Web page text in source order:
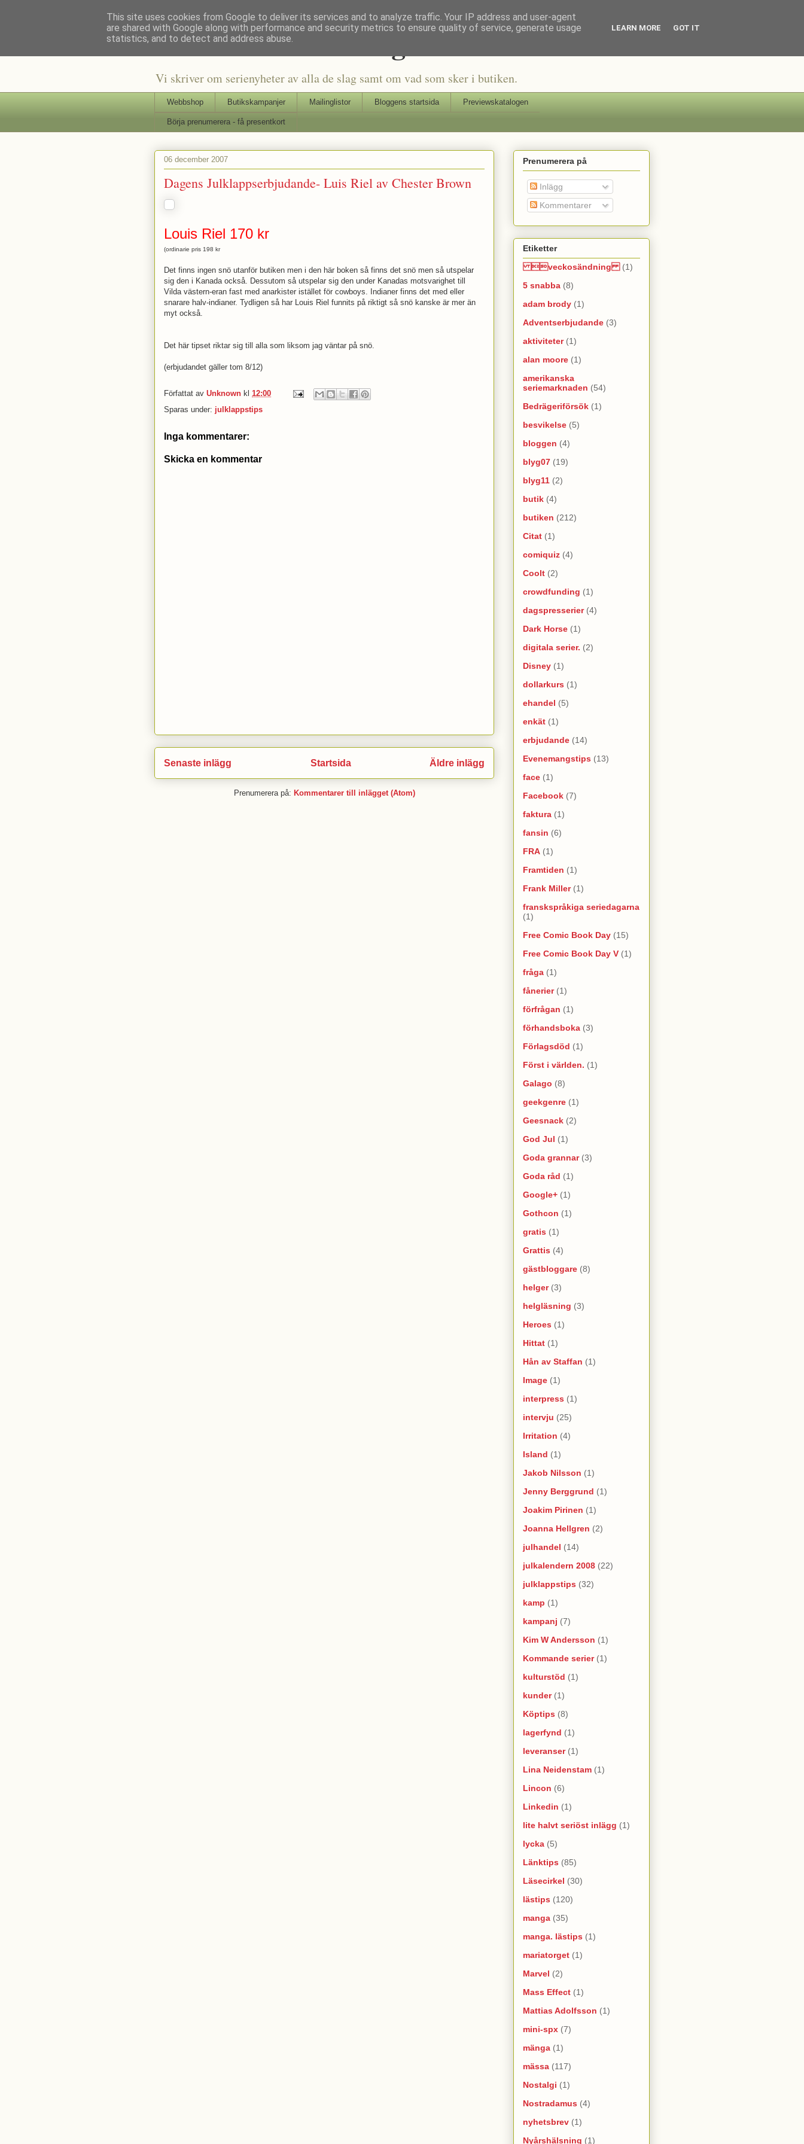
Staffars Seriers Blog
Vi skriver om serienyheter av alla de slag samt om vad som sker i butiken.
Webbshop Butikskampanjer Mailinglistor Bloggens startsida Previewskatalogen
Börja prenumerera - få presentkort
06 december 2007
Dagens Julklappserbjudande- Luis Riel av Chester Brown
Louis Riel 170 kr
(ordinarie pris 198 kr
Det finns ingen snö utanför butiken men i den här boken så finns det snö men så utspelar
sig den i Kanada också. Dessutom så utspelar sig den under Kanadas motsvarighet till
Vilda västern-eran fast med anarkister istället för cowboys. Indianer finns det med eller
snarare halv-indianer. Tydligen så har Louis Riel funnits på riktigt så snö kanske är mer än
myt också.
Det här tipset riktar sig till alla som liksom jag väntar på snö.
(erbjudandet gäller tom 8/12)
Författat av Unknown kl 12:00
Sparas under: julklappstips
Inga kommentarer:
Skicka en kommentar
Senaste inlägg Äldre inlägg
Startsida
Prenumerera på: Kommentarer till inlägget (Atom)
Prenumerera på
Inlägg
Kommentarer
Etiketter
veckosändning (1)
5 snabba (8)
adam brody (1)
Adventserbjudande (3)
aktiviteter (1)
alan moore (1)
amerikanska
seriemarknaden (54)
Bedrägeriförsök (1)
besvikelse (5)
bloggen (4)
blyg07 (19)
blyg11 (2)
butik (4)
butiken (212)
Citat (1)
comiquiz (4)
Coolt (2)
crowdfunding (1)
dagspresserier (4)
Dark Horse (1)
digitala serier. (2)
Disney (1)
dollarkurs (1)
ehandel (5)
enkät (1)
erbjudande (14)
Evenemangstips (13)
face (1)
Facebook (7)
faktura (1)
fansin (6)
FRA (1)
Framtiden (1)
Frank Miller (1)
franskspråkiga seriedagarna
(1)
Free Comic Book Day (15)
Free Comic Book Day V (1)
fråga (1)
fånerier (1)
förfrågan (1)
förhandsboka (3)
Förlagsdöd (1)
Först i världen. (1)
Galago (8)
geekgenre (1)
Geesnack (2)
God Jul (1)
Goda grannar (3)
Goda råd (1)
Google+ (1)
Gothcon (1)
gratis (1)
Grattis (4)
gästbloggare (8)
helger (3)
helgläsning (3)
Heroes (1)
Hittat (1)
Hån av Staffan (1)
Image (1)
interpress (1)
intervju (25)
Irritation (4)
Island (1)
Jakob Nilsson (1)
Jenny Berggrund (1)
Joakim Pirinen (1)
Joanna Hellgren (2)
julhandel (14)
julkalendern 2008 (22)
julklappstips (32)
kamp (1)
kampanj (7)
Kim W Andersson (1)
Kommande serier (1)
kulturstöd (1)
kunder (1)
Köptips (8)
lagerfynd (1)
leveranser (1)
Lina Neidenstam (1)
Lincon (6)
Linkedin (1)
lite halvt seriöst inlägg (1)
lycka (5)
Länktips (85)
Läsecirkel (30)
lästips (120)
manga (35)
manga. lästips (1)
mariatorget (1)
Marvel (2)
Mass Effect (1)
Mattias Adolfsson (1)
mini-spx (7)
mänga (1)
mässa (117)
Nostalgi (1)
Nostradamus (4)
nyhetsbrev (1)
Nyårshälsning (1)
This site uses cookies from Google to deliver its services and to analyze traffic. Your IP address and user-agent
are shared with Google along with performance and security metrics to ensure quality of service, generate usage
statistics, and to detect and address abuse.
LEARN MORE GOT IT